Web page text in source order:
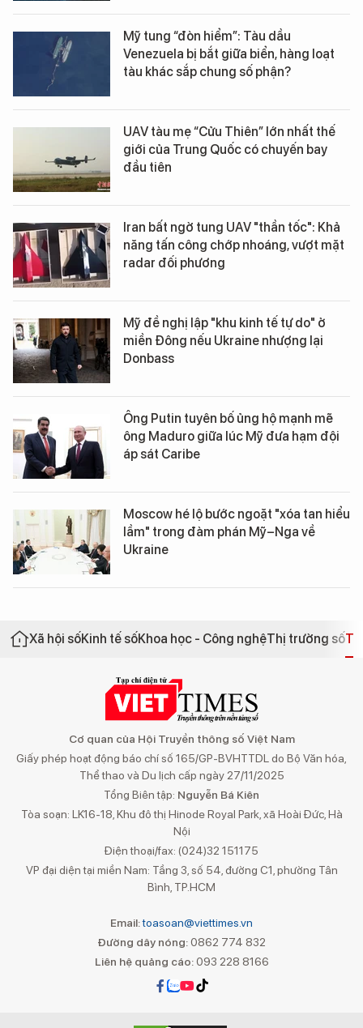
Mỹ tung “đòn hiểm”: Tàu dầu
Venezuela bị bắt giữa biển, hàng loạt
tàu khác sắp chung số phận?
UAV tàu mẹ “Cửu Thiên” lớn nhất thế
giới của Trung Quốc có chuyến bay
đầu tiên
Iran bất ngờ tung UAV "thần tốc": Khả
năng tấn công chớp nhoáng, vượt mặt
radar đối phương
Mỹ đề nghị lập "khu kinh tế tự do" ở
miền Đông nếu Ukraine nhượng lại
Donbass
Ông Putin tuyên bố ủng hộ mạnh mẽ
ông Maduro giữa lúc Mỹ đưa hạm đội
áp sát Caribe
Moscow hé lộ bước ngoặt "xóa tan hiểu
lầm" trong đàm phán Mỹ–Nga về
Ukraine
Xã hội sốKinh tế sốKhoa học - Công nghệThị trường số
Cơ quan của Hội Truyền thông số Việt Nam
Giấy phép hoạt động báo chí số 165/GP-BVHTTDL do Bộ Văn hóa,
Thể thao và Du lịch cấp ngày 27/11/2025
Tổng Biên tập: Nguyễn Bá Kiên
Tòa soạn: LK16-18, Khu đô thị Hinode Royal Park, xã Hoài Đức, Hà
Nội
Điện thoại/fax: (024)32 151175
VP đại diện tại miền Nam: Tầng 3, số 54, đường C1, phường Tân
Bình, TP.HCM
Email:toasoan@viettimes.vn
Đường dây nóng: 0862 774 832
Liên hệ quảng cáo:093 228 8166